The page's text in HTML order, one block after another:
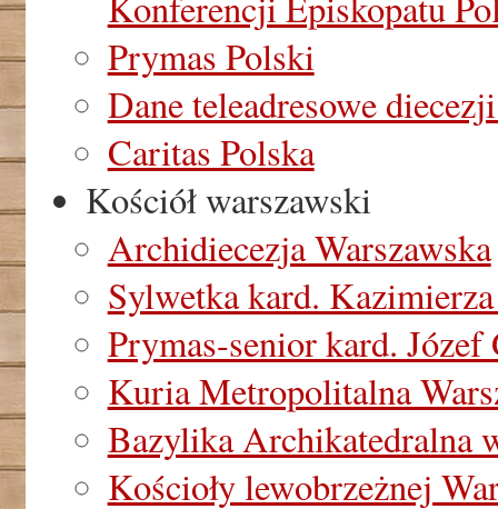
Prymas Polski
Dane teleadresowe
Caritas Polska
Kościół warszawski
Archidiecezja Warszawska
Sylwetka kard.
Prymas-senior kard. Józef
Kuria Metropolitalna
Bazylika Archikatedralna
Kościoły lewobrzeżnej